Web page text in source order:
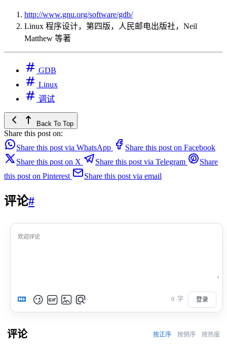
http://www.gnu.org/software/gdb/
Linux 程序设计，第四版，人民邮电出版社，Neil
Matthew 等著
GDB
Linux
调试
Back To Top
Share this post on:
Share this post via WhatsApp
Share this post on Facebook
Share this post on X
Share this post via Telegram
Share
this post on Pinterest
Share this post via email
评论#
0 字 登录
评论 按正序 按倒序 按热度